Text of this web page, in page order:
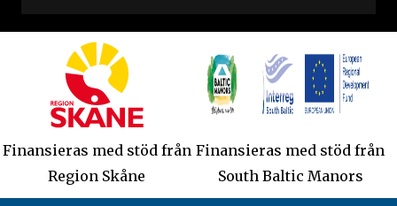
Finansieras med stöd från
Region Skåne
Finansieras med stöd från
South Baltic Manors